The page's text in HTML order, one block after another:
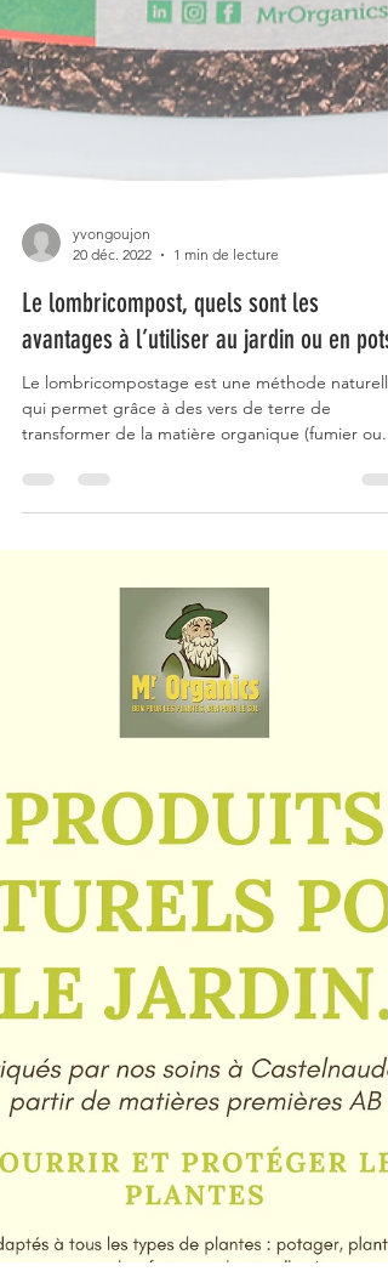
yvongoujon
20 déc. 2022
1 min de lecture
Le lombricompost, quels sont les
avantages à l’utiliser au jardin ou en pots
qui permet grâce à des vers de terre de